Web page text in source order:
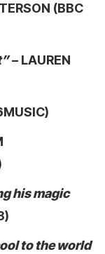
(BBC
– LAUREN
his magic
to the world